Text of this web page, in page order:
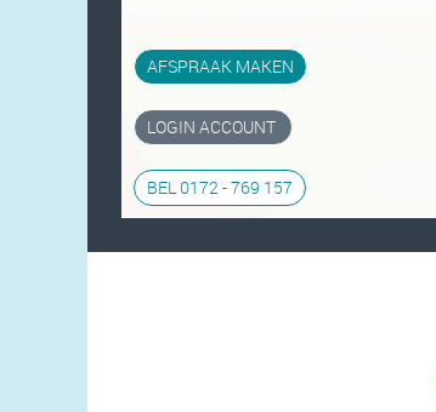
AFSPRAAK MAKEN
LOGIN ACCOUNT
BEL 0172 - 769 157